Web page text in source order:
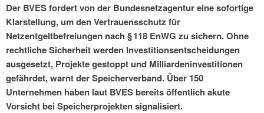
Der BVES fordert von der Bundesnetzagentur eine sofortige
Klarstellung, um den Vertrauensschutz für
Netzentgeltbefreiungen nach § 118 EnWG zu sichern. Ohne
rechtliche Sicherheit werden Investitionsentscheidungen
ausgesetzt, Projekte gestoppt und Milliardeninvestitionen
gefährdet, warnt der Speicherverband. Über 150
Unternehmen haben laut BVES bereits öffentlich akute
Vorsicht bei Speicherprojekten signalisiert.